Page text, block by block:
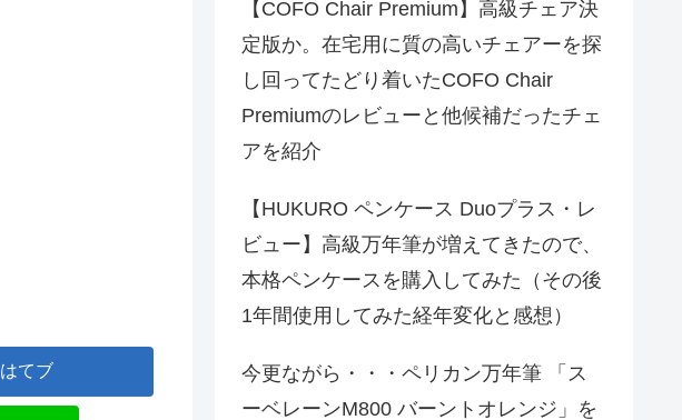
はてブ
【COFO Chair Premium】高級チェア決
定版か。在宅用に質の高いチェアーを探
し回ってたどり着いたCOFO Chair
Premiumのレビューと他候補だったチェ
アを紹介
【HUKURO ペンケース Duoプラス・レ
ビュー】高級万年筆が増えてきたので、
本格ペンケースを購入してみた（その後
1年間使用してみた経年変化と感想）
今更ながら・・・ペリカン万年筆 「ス
ーベレーンM800 バーントオレンジ」を